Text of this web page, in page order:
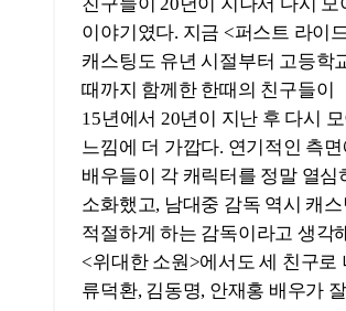
>(2019)와 <파일럿>(2024)의 김한결
감독이다. 두 감독님의 스타일이 똑같다.
어느 정도 사회적인 의식을 가지고 있는데
보는 사람이 전혀 불편하지 않게, 전혀
않게 만든다. 그래서 심심하고
맹숭맹숭하다. 물론 상업적인 측면에서 이
감독들의 역할은 필요하다. 모두가 뾰족할
이유는 없으니까. 맹숭맹숭하다는 건 사실
다른 사람 기분을 해치지 않는다는
많은 관객을 노리고자 할 때 보는 사람의
마음을 불편하게 하지 않으면서 자기 할